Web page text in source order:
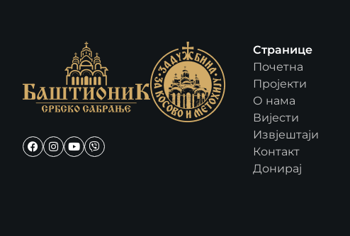
Странице
Почетна
Пројекти
О нама
Вијести
Извјештаји
Контакт
Донирај